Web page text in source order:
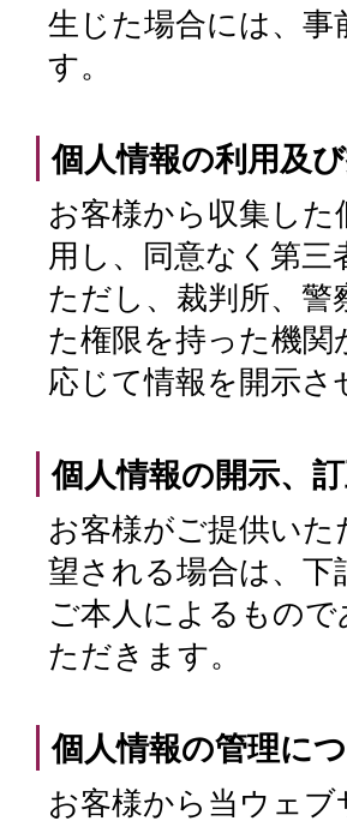
生じた場合には、
す。
個人情報の利用及
お客様から収集し
用し、同意なく第
ただし、裁判所、
た権限を持った機
応じて情報を開示
個人情報の開示、
お客様がご提供い
望される場合は、
ご本人によるもの
ただきます。
個人情報の管理に
お客様から当ウェ